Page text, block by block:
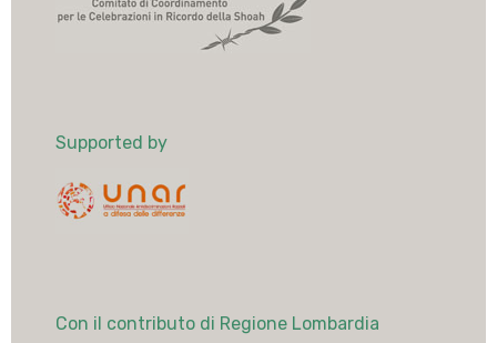
Supported by
Con il contributo di Regione Lombardia